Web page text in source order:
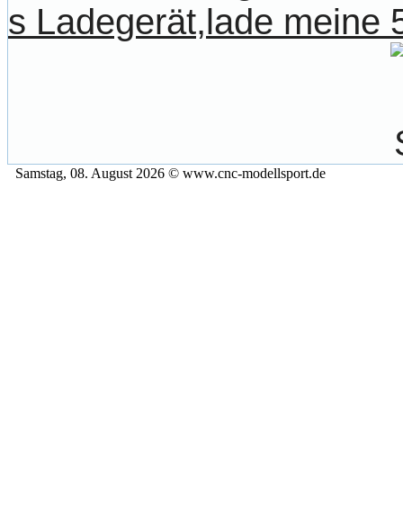
s Ladegerät,lade meine
Samstag, 08. August 2026 © www.cnc-modellsport.de